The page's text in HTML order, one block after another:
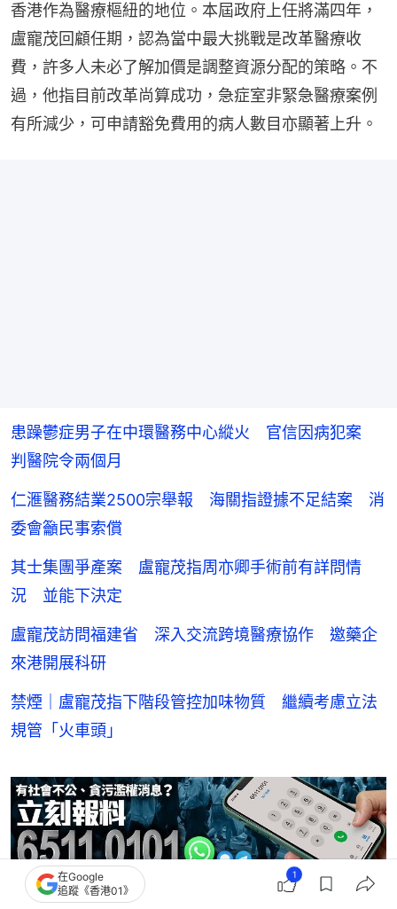
香港作為醫療樞紐的地位。本屆政府上任將滿四年，
盧寵茂回顧任期，認為當中最大挑戰是改革醫療收
費，許多人未必了解加價是調整資源分配的策略。不
過，他指目前改革尚算成功，急症室非緊急醫療案例
有所減少，可申請豁免費用的病人數目亦顯著上升。
患躁鬱症男子在中環醫務中心縱火 官信因病犯案
判醫院令兩個月
仁滙醫務結業2500宗舉報 海關指證據不足結案 消
委會籲民事索償
其士集團爭產案 盧寵茂指周亦卿手術前有詳問情
況 並能下決定
盧寵茂訪問福建省 深入交流跨境醫療協作 邀藥企
來港開展科研
禁煙｜盧寵茂指下階段管控加味物質 繼續考慮立法
規管「火車頭」
在Google
追蹤《香港01》
1